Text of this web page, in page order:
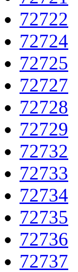
72722
72724
72725
72727
72728
72729
72732
72733
72734
72735
72736
72737